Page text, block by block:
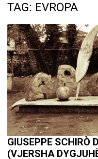
TAG: EVROPA
GIUSEPPE SCHIRÒ
(VJERSHA